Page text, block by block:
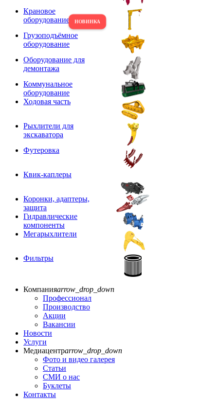
Крановое
оборудование
Грузоподъёмное
оборудование
Оборудование для
демонтажа
Коммунальное
оборудование
Ходовая часть
Рыхлители для
экскаватора
Футеровка
Квик-каплеры
Коронки, адаптеры,
защита
Гидравлические
компоненты
Мегарыхлители
Фильтры
Компанияarrow_drop_down
Профессионал
Производство
Акции
Вакансии
Новости
Услуги
Медиацентрarrow_drop_down
Фото и видео галерея
Статьи
СМИ о нас
Буклеты
Контакты